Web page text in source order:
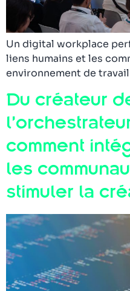
Un digital workplace
liens humains et les
environnement de
Du créateur
comment
les
stimuler la